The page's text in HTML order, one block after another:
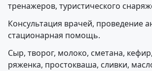
тренажеров, туристического
Консультация врачей, проведение
стационарная помощь.
Сыр, творог, молоко, сметана,
ряженка, простокваша, сливки,